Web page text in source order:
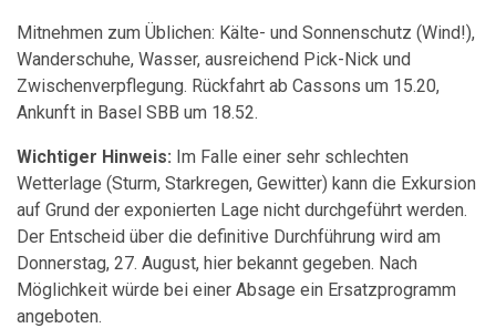
Mitnehmen zum Üblichen: Kälte- und Sonnenschutz (Wind!),
Wanderschuhe, Wasser, ausreichend Pick-Nick und
Zwischenverpflegung. Rückfahrt ab Cassons um 15.20,
Ankunft in Basel SBB um 18.52.
Wichtiger Hinweis: Im Falle einer sehr schlechten
Wetterlage (Sturm, Starkregen, Gewitter) kann die Exkursion
auf Grund der exponierten Lage nicht durchgeführt werden.
Der Entscheid über die definitive Durchführung wird am
Donnerstag, 27. August, hier bekannt gegeben. Nach
Möglichkeit würde bei einer Absage ein Ersatzprogramm
angeboten.